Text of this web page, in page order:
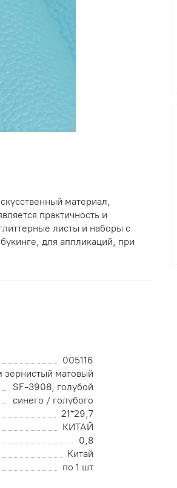
материал,
практичность и
листы и наборы с
для аппликаций, при
005116
зернистый матовый
SF-3908, голубой
синего / голубого
21*29,7
КИТАЙ
0,8
Китай
по 1 шт